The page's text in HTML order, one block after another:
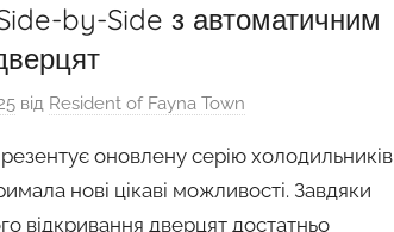
by-Side з автоматичним
від Resident of Fayna Town
оновлену серію холодильників
нові цікаві можливості. Завдяки
відкривання дверцят достатньо